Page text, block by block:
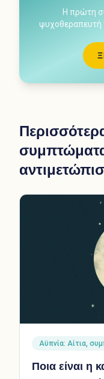
Η πρώτη
ψυχοθεραπευτή
Αϋπνία: Αίτια,
Ποια είναι η